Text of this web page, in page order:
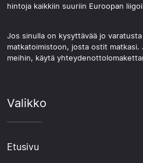
hintoja kaikkiin suuriin Euroopan
Jos sinulla on kysyttävää jo
matkatoimistoon, josta ostit
meihin, käytä
Valikko
Etusivu